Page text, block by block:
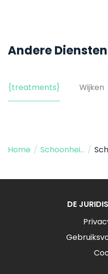
Andere Diensten
{treatments} Wijken
Home / Schoonheidssalon /
DE